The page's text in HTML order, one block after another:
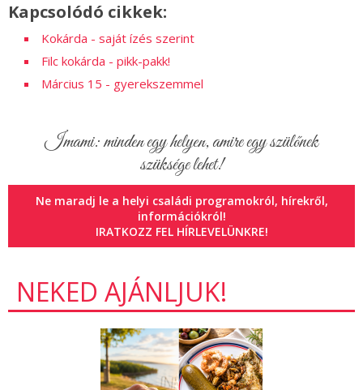
Kapcsolódó cikkek:
Kokárda - saját ízés szerint
Filc kokárda - pikk-pakk!
Március 15 - gyerekszemmel
Imami: minden egy helyen, amire egy szülőnek
szüksége lehet!
Ne maradj le a helyi családi programokról, hírekről,
információkról!
IRATKOZZ FEL HÍRLEVELÜNKRE!
NEKED AJÁNLJUK!